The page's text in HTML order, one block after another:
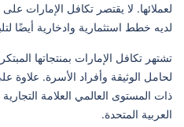
لعملائها. لا يقتصر تكافل الإمارات
لديه خطط استثمارية وادخارية أيضًا
تشتهر تكافل الإمارات بمنتجاتها
لحامل الوثيقة وأفراد الأسرة.
ذات المستوى العالمي العلامة
العربية المتحدة.